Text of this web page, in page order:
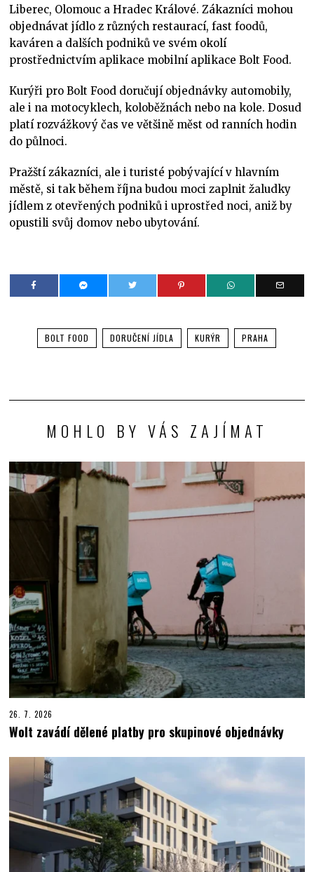
Liberec, Olomouc a Hradec Králové. Zákazníci mohou
objednávat jídlo z různých restaurací, fast foodů,
kaváren a dalších podniků ve svém okolí
prostřednictvím aplikace mobilní aplikace Bolt Food.
Kurýři pro Bolt Food doručují objednávky automobily,
ale i na motocyklech, koloběžnách nebo na kole. Dosud
platí rozvážkový čas ve většině měst od ranních hodin
do půlnoci.
Pražští zákazníci, ale i turisté pobývající v hlavním
městě, si tak během října budou moci zaplnit žaludky
jídlem z otevřených podniků i uprostřed noci, aniž by
opustili svůj domov nebo ubytování.
BOLT FOOD DORUČENÍ JÍDLA KURÝR PRAHA
MOHLO BY VÁS ZAJÍMAT
26. 7. 2026
Wolt zavádí dělené platby pro skupinové objednávky